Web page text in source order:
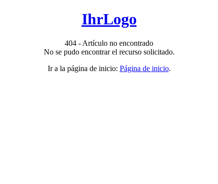
IhrLogo
404 - Artículo no encontrado
No se pudo encontrar el recurso solicitado.
Ir a la página de inicio: Página de inicio.